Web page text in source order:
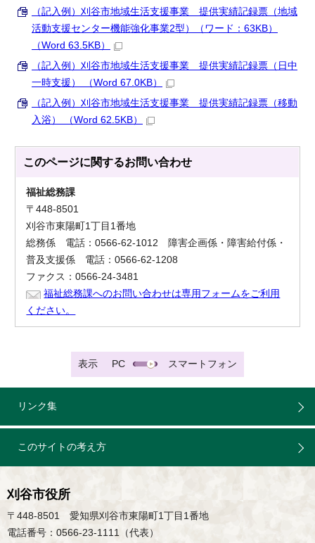
（記入例）刈谷市地域生活支援事業 提供実績記録票（地域
活動支援センター機能強化事業2型）（ワード：63KB）
（Word 63.5KB）
（記入例）刈谷市地域生活支援事業 提供実績記録票（日中
一時支援） （Word 67.0KB）
（記入例）刈谷市地域生活支援事業 提供実績記録票（移動
入浴） （Word 62.5KB）
このページに関するお問い合わせ
福祉総務課
〒448-8501
刈谷市東陽町1丁目1番地
総務係 電話：0566-62-1012 障害企画係・障害給付係・
普及支援係 電話：0566-62-1208
ファクス：0566-24-3481
福祉総務課へのお問い合わせは専用フォームをご利用
ください。
表示 PC スマートフォン
リンク集
このサイトの考え方
刈谷市役所
〒448-8501 愛知県刈谷市東陽町1丁目1番地
電話番号：0566-23-1111（代表）